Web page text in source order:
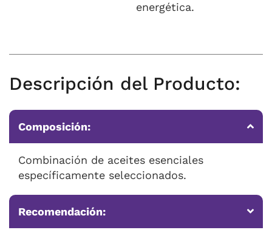
energética.
Descripción del Producto:
Composición:
Combinación de aceites esenciales
específicamente seleccionados.
Recomendación: